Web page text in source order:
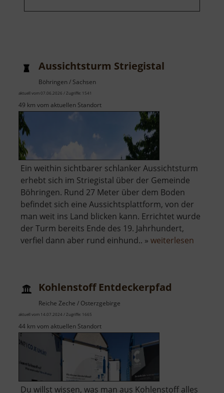
Aussichtsturm Striegistal
Böhringen / Sachsen
aktuell vom 07.06.2026 / Zugriffe: 1541
49 km vom aktuellen Standort
Ein weithin sichtbarer schlanker Aussichtsturm
erhebt sich im Striegistal über der Gemeinde
Böhringen. Rund 27 Meter über dem Boden
befindet sich eine Aussichtsplattform, von der
man weit ins Land blicken kann. Errichtet wurde
der Turm bereits Ende des 19. Jahrhundert,
verfiel dann aber rund einhund.. » weiterlesen
Kohlenstoff Entdeckerpfad
Reiche Zeche / Osterzgebirge
aktuell vom 14.07.2024 / Zugriffe: 1665
44 km vom aktuellen Standort
Du willst wissen, was man aus Kohlenstoff alles